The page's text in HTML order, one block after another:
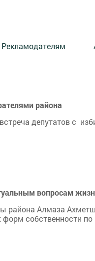
Рекламодателям
района
депутатов с
вопросам
района Алмаза
форм собственности